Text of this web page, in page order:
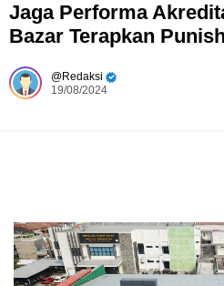
Jaga Performa
Bazar Terapkan
Redaksi
19/08/2024